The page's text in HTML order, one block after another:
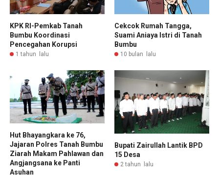
KPK RI-Pemkab Tanah
Bumbu Koordinasi
Pencegahan Korupsi
1 tahun lalu
Cekcok Rumah Tangga,
Suami Aniaya Istri di Tanah
Bumbu
10 bulan lalu
Hut Bhayangkara ke 76,
Jajaran Polres Tanah Bumbu
Ziarah Makam Pahlawan dan
Angjangsana ke Panti
Asuhan
Bupati Zairullah Lantik BPD
15 Desa
2 tahun lalu